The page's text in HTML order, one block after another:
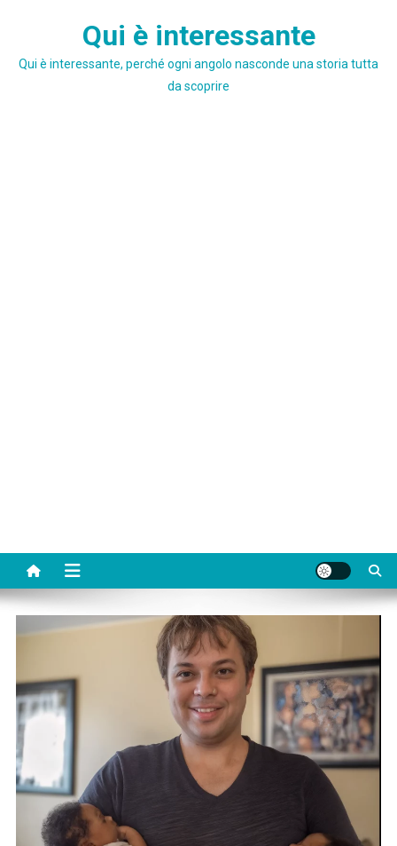
Qui è interessante
Qui è interessante, perché ogni angolo nasconde una storia tutta
da scoprire